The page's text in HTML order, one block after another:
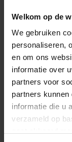
Welkom op de
We gebruiken
personaliseren,
en om ons
informatie over
partners voor
partners
informatie die u
verzameld opFit